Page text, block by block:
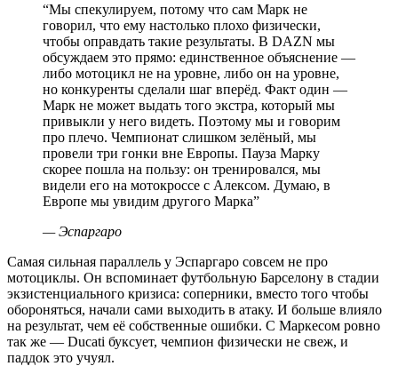
“Мы спекулируем, потому что сам Марк не
говорил, что ему настолько плохо физически,
чтобы оправдать такие результаты. В DAZN мы
обсуждаем это прямо: единственное объяснение —
либо мотоцикл не на уровне, либо он на уровне,
но конкуренты сделали шаг вперёд. Факт один —
Марк не может выдать того экстра, который мы
привыкли у него видеть. Поэтому мы и говорим
про плечо. Чемпионат слишком зелёный, мы
провели три гонки вне Европы. Пауза Марку
скорее пошла на пользу: он тренировался, мы
видели его на мотокроссе с Алексом. Думаю, в
Европе мы увидим другого Марка”
—Эспаргаро
Самая сильная параллель у Эспаргаро совсем не про
мотоциклы. Он вспоминает футбольную Барселону в стадии
экзистенциального кризиса: соперники, вместо того чтобы
обороняться, начали сами выходить в атаку. И больше влияло
на результат, чем её собственные ошибки. С Маркесом ровно
так же — Ducati буксует, чемпион физически не свеж, и
паддок это учуял.